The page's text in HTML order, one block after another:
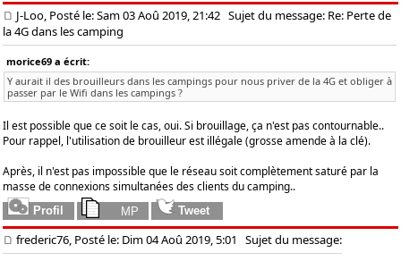
J-Loo, Posté le: Sam 03 Aoû 2019, 21:42 Sujet du message: Re: Perte de
la 4G dans les camping
morice69 a écrit:
Y aurait il des brouilleurs dans les campings pour nous priver de la 4G et obliger à
passer par le Wifi dans les campings ?
Il est possible que ce soit le cas, oui. Si brouillage, ça n'est pas contournable..
Pour rappel, l'utilisation de brouilleur est illégale (grosse amende à la clé).
Après, il n'est pas impossible que le réseau soit complètement saturé par la
masse de connexions simultanées des clients du camping..
frederic76, Posté le: Dim 04 Aoû 2019, 5:01 Sujet du message: